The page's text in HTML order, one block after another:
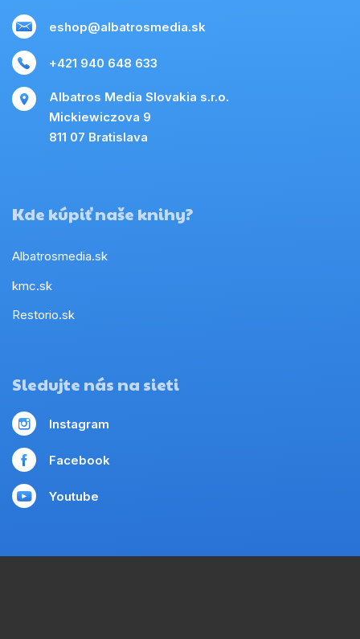
eshop@albatrosmedia.sk
+421 940 648 633
Albatros Media Slovakia s.r.o.
Mickiewiczova 9
811 07 Bratislava
Kde kúpiť naše knihy?
Albatrosmedia.sk
kmc.sk
Restorio.sk
Sledujte nás na sieti
Instagram
Facebook
Youtube